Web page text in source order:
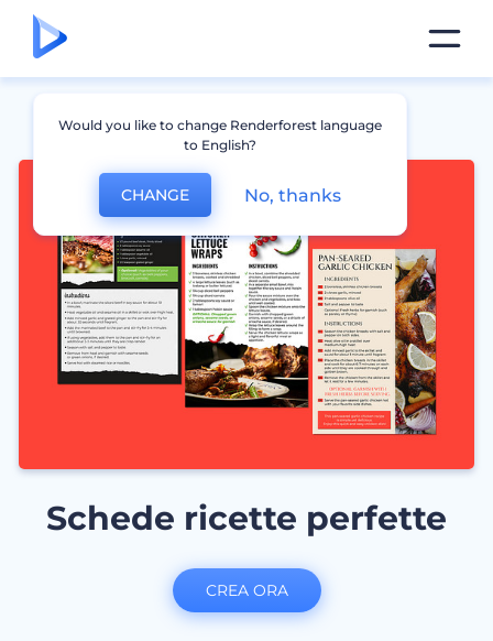
Schede ricette perfette
CREA ORA
Would you like to change Renderforest language
to English?
CHANGE No, thanks